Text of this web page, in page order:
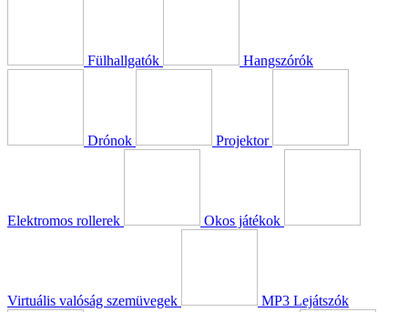
Fülhallgatók Hangszórók
Drónok Projektor
Elektromos rollerek Okos játékok
Virtuális valóság szemüvegek MP3 Lejátszók